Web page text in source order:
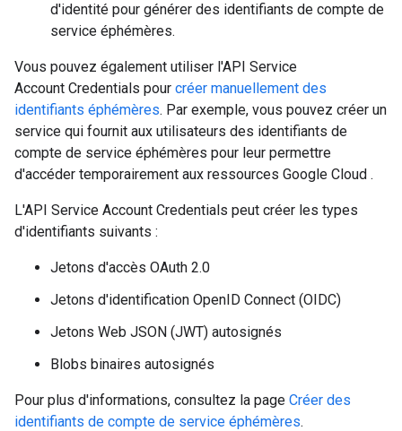
d'identité pour générer des identifiants de compte de
service éphémères.
Vous pouvez également utiliser l'API Service
Account Credentials pour créer manuellement des
identifiants éphémères. Par exemple, vous pouvez créer un
service qui fournit aux utilisateurs des identifiants de
compte de service éphémères pour leur permettre
d'accéder temporairement aux ressources Google Cloud .
L'API Service Account Credentials peut créer les types
d'identifiants suivants :
Jetons d'accès OAuth 2.0
Jetons d'identification OpenID Connect (OIDC)
Jetons Web JSON (JWT) autosignés
Blobs binaires autosignés
Pour plus d'informations, consultez la page Créer des
identifiants de compte de service éphémères.